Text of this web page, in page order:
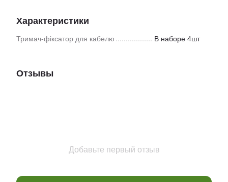
Характеристики
Тримач-фіксатор для кабелю В наборе 4шт
Отзывы
Добавьте первый отзыв